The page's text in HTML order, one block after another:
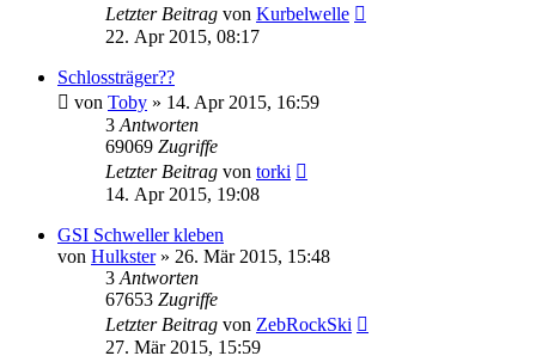
Letzter Beitrag von Kurbelwelle
22. Apr 2015, 08:17
Schlossträger??
von Toby » 14. Apr 2015, 16:59
3 Antworten
69069 Zugriffe
Letzter Beitrag von torki
14. Apr 2015, 19:08
GSI Schweller kleben
von Hulkster» 26. Mär 2015, 15:48
3 Antworten
67653 Zugriffe
Letzter Beitrag von ZebRockSki
27. Mär 2015, 15:59